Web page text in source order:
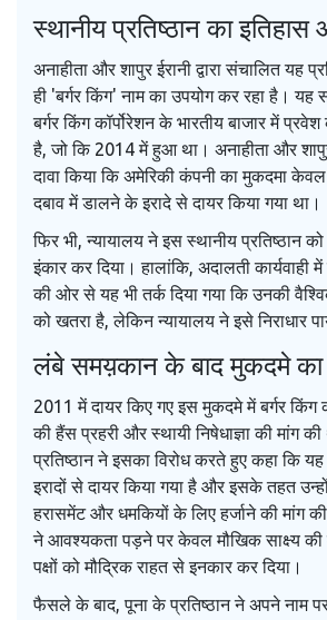
स्थानीय प्रतिष्ठान का इतिहास
अना‍हीता और शापुर ईरानी द्वारा संचालित यह
ही 'बर्गर किंग' नाम का उपयोग कर रहा है। यह
बर्गर किंग कॉर्पोरेशन के भारतीय बाजार में
है, जो कि 2014 में हुआ था। अना‍हीता और
दावा किया कि अमेरिकी कंपनी का मुकदमा
दबाव में डालने के इरादे से दायर किया गया था।
फिर भी, न्यायालय ने इस स्थानीय प्रतिष्ठान
इंकार कर दिया। हालांकि, अदालती कार्यवाही में
की ओर से यह भी तर्क दिया गया कि उनकी
को खतरा है, लेकिन न्यायालय ने इसे निराधार
लंबे समय़कान के बाद मुकदमे
2011 में दायर किए गए इस मुकदमे में बर्गर किंग
की हैंस प्रहरी और स्थायी निषेधाज्ञा की मांग
प्रतिष्ठान ने इसका विरोध करते हुए कहा कि
इरादों से दायर किया गया है और इसके तहत
हरासमेंट और धमकियों के लिए हर्जाने की मांग
ने आवश्यकता पड़ने पर केवल मौखिक साक्ष्य की
पक्षों को मौद्रिक राहत से इनकार कर दिया।
फैसले के बाद, पूना के प्रतिष्ठान ने अपने नाम